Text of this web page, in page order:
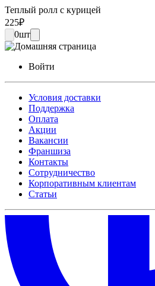
Теплый ролл с курицей
225₽
0шт
Войти
Условия доставки
Поддержка
Оплата
Акции
Вакансии
Франшиза
Контакты
Сотрудничество
Корпоративным клиентам
Статьи